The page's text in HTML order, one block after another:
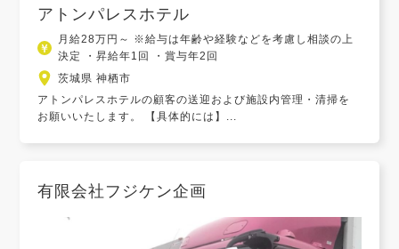
アトンパレスホテル
月給28万円～ ※給与は年齢や経験などを考慮し相談の上
決定 ・昇給年1回 ・賞与年2回
茨城県 神栖市
アトンパレスホテルの顧客の送迎および施設内管理・清掃を
お願いいたします。 【具体的には】...
有限会社フジケン企画